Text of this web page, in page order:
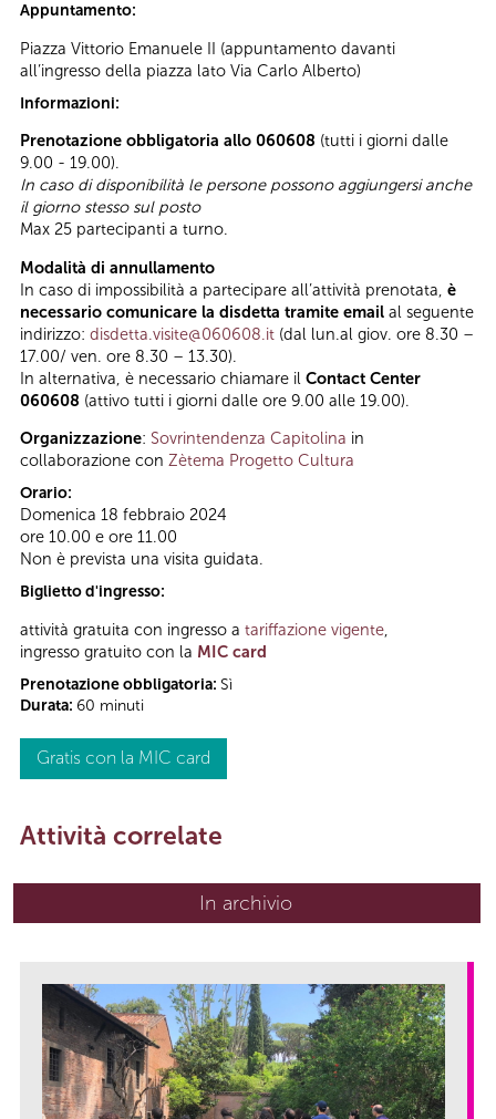
Appuntamento:
Piazza Vittorio Emanuele II (appuntamento davanti
all’ingresso della piazza lato Via Carlo Alberto)
Informazioni:
Prenotazione obbligatoria allo 060608 (tutti i giorni dalle
9.00 - 19.00).
In caso di disponibilità le persone possono aggiungersi anche
il giorno stesso sul posto
Max 25 partecipanti a turno.
Modalità di annullamento
In caso di impossibilità a partecipare all’attività prenotata, è
necessario comunicare la disdetta tramite email al seguente
indirizzo: disdetta.visite@060608.it (dal lun.al giov. ore 8.30 –
17.00/ ven. ore 8.30 – 13.30).
In alternativa, è necessario chiamare il Contact Center
060608 (attivo tutti i giorni dalle ore 9.00 alle 19.00).
Organizzazione: Sovrintendenza Capitolina in
collaborazione con Zètema Progetto Cultura
Orario:
Domenica 18 febbraio 2024
ore 10.00 e ore 11.00
Non è prevista una visita guidata.
Biglietto d'ingresso:
attività gratuita con ingresso a tariffazione vigente,
ingresso gratuito con la MIC card
Prenotazione obbligatoria: Sì
Durata: 60 minuti
Gratis con la MIC card
Attività correlate
In archivio